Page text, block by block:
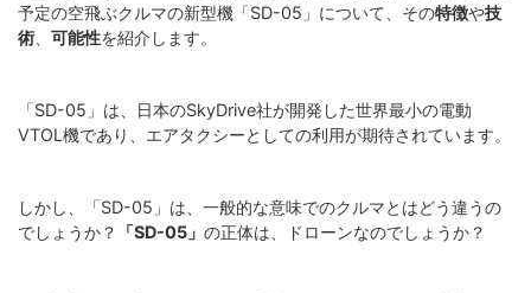
予定の空飛ぶクルマの新型機「SD-05」について、その特徴や技
術
可能性を紹介します。
「SD-05」は、日本のSkyDrive社が開発した世界最小の電動
VTOL機であり、エアタクシーとしての利用が期待されています。
しかし、「SD-05」は、一般的な意味でのクルマとはどう違うの
でしょうか？
「SD-05」 の正体は、ドローンなのでしょうか？